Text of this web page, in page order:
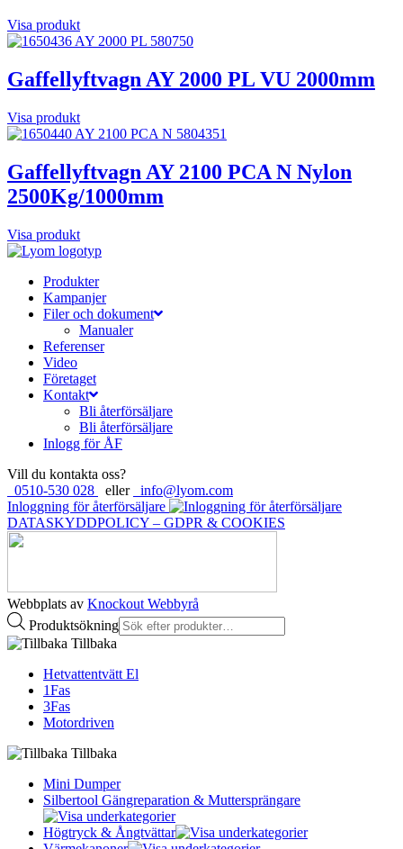
Visa produkt
Gaffellyftvagn AY 2000 PL VU 2000mm
Visa produkt
Gaffellyftvagn AY 2100 PCA N Nylon
2500Kg/1000mm
Visa produkt
Produkter
Kampanjer
Filer och dokument
Manualer
Referenser
Video
Företaget
Kontakt
Bli återförsäljare
Bli återförsäljare
Inlogg för ÅF
Vill du kontakta oss?
0510-530 028
eller
info@lyom.com
Inloggning för återförsäljare
DATASKYDDPOLICY – GDPR & COOKIES
Webbplats av Knockout Webbyrå
Produktsökning
Tillbaka
Hetvattentvätt El
1Fas
3Fas
Motordriven
Tillbaka
Mini Dumper
Silbertool Gängreparation & Muttersprängare
Högtryck & Ångtvättar